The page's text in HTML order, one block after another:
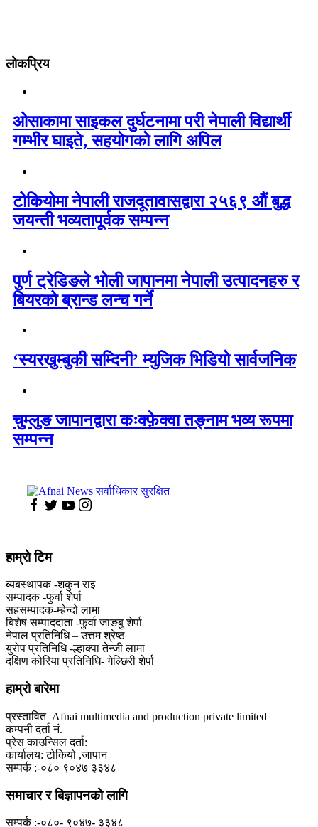
लोकप्रिय
ओसाकामा साइकल दुर्घटनामा परी नेपाली विद्यार्थी
गम्भीर घाइते, सहयोगको लागि अपिल
टोकियोमा नेपाली राजदूतावासद्वारा २५६९ औं बुद्ध
जयन्ती भव्यतापूर्वक सम्पन्न
पुर्ण ट्रेडिङले भोली जापानमा नेपाली उत्पादनहरु र
बियरको ब्रान्ड लन्च गर्ने
‘स्यरखुम्बुकी सम्दिनी’ म्युजिक भिडियो सार्वजनिक
चुम्लुङ जापानद्वारा कःक्फ़ेक्वा तङ्नाम भव्य रूपमा
सम्पन्न
हाम्राे टिम
ब्यबस्थापक -शकुन राइ
सम्पादक -फुर्वा शेर्पा
सहसम्पादक-म्हेन्दो लामा
‍बिशेष सम्पाददाता -फुर्वा जा‌ङबु शेर्पा
नेपाल प्रतिनिधि – उत्तम श्रेष्ठ
युरोप प्रतिनिधि -ल्हाक्पा तेन्जी लामा
दक्षिण कोरिया प्रतिनिधि- गेल्छिरी शेर्पा
हाम्रो बारेमा
प्रस्तावित Afnai multimedia and production private limited
कम्पनी दर्ता नं.
प्रेस काउन्सिल दर्ता:
कार्यालय: टोकियो ,जापान
सम्पर्क :-०८० ९०४७ ३३४८
समाचार र बिज्ञापनको लागि
सम्पर्क :-०८०- ९०४७- ३३४८